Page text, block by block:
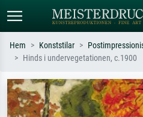
Sök efter konstnär, titel eller stil –
t.ex. Monet, Stjärnenatt,
impressionism, Hokusai-våg, naken.
Hem Konststilar
Hinds i undervegetationen, c.1900